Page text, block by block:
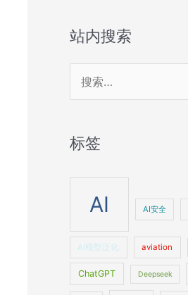
站内搜索
索
标签
AI AI安全
AI模型泛化 aviation
ChatGPT Deepseek